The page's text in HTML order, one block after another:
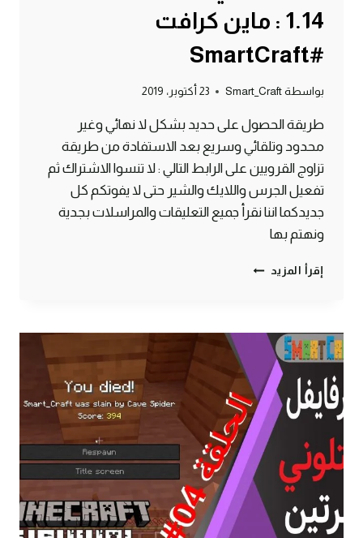
1.14 : ماين كرافت
#SmartCraft
بواسطة Smart_Craft 23 أكتوبر، 2019
طريقة الحصول على حديد بشكل لا نهائي وغير
محدود وتلقائي وسريع بعد الاستفادة من طريقة
تزاوج القرويين على الرابط التالي : لا تنسوا الاشتراك ثم
تفعيل الجرس واللايك والشير حتى لا يفوتكم كل
جديدكما اننا نقرأ جميع التعليقات والمراسلات بجدية
ونهتم بها
إقرأ المزيد مصنع
وخرافي
وبسيط
التحديث
الأخير
1.14
:
ماين
كرافت